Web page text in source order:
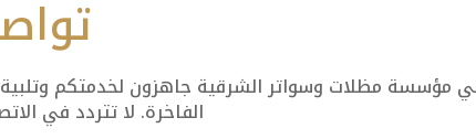
مؤسسة مظلات وسواتر الشرقية جاهزون لخدمتكم وتلبية
الفاخرة. لا تتردد في